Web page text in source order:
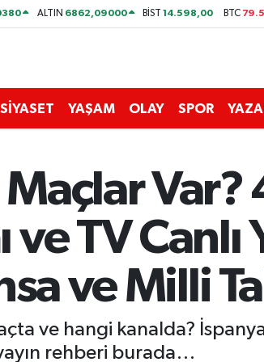
ALTIN 6862,09000 BİST14.598,00 BTC
SİYASET YAŞAM OLAY SPOR
TV Canlı
ve Milli
ve hangi kanalda?
rehberi burada…